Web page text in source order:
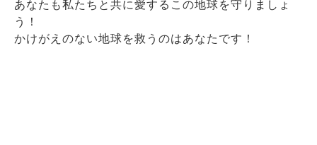
あなたも私たちと共に愛するこの地球を守りましょ
う！
かけがえのない地球を救うのはあなたです！